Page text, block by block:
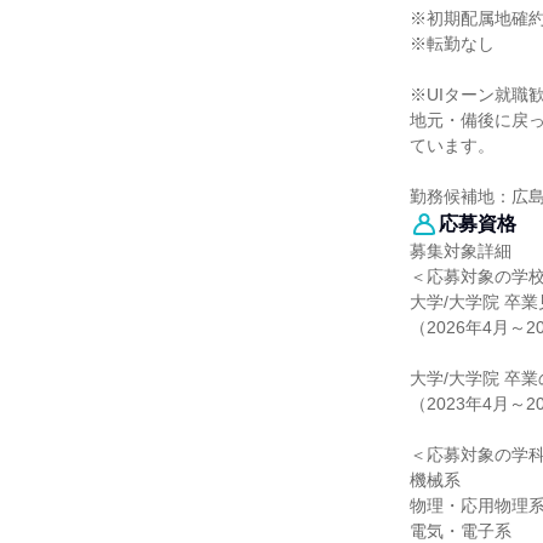
※初期配属地確
※転勤なし
※UIターン就職
地元・備後に戻
ています。
勤務候補地：広
応募資格
募集対象詳細
＜応募対象の学
大学/大学院 卒
（2026年4月～
大学/大学院 卒業
（2023年4月～
＜応募対象の学
機械系
物理・応用物理
電気・電子系